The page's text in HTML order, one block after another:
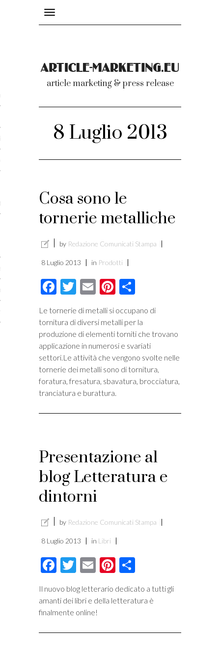
è l’article marketing
e stile di scrittura
per i publishers
Toggle
navigation
article marketing & press release
8 Luglio 2013
Cosa sono le
tornerie metalliche
by Redazione Comunicati Stampa
8 Luglio 2013 in Prodotti
Facebook
Twitter
EmailPinterest
Le tornerie di metalli si occupano di
tornitura di diversi metalli per la
produzione di elementi torniti che trovano
applicazione in numerosi e svariati
settori.Le attività che vengono svolte nelle
tornerie dei metalli sono di tornitura,
foratura, fresatura, sbavatura, brocciatura,
tranciatura e burattura.
Presentazione al
blog Letteratura e
dintorni
by Redazione Comunicati Stampa
8 Luglio 2013 in Libri
Facebook
Twitter
EmailPinterest
Il nuovo blog letterario dedicato a tutti gli
amanti dei libri e della letteratura è
finalmente online!